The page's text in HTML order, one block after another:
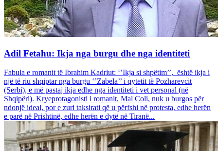
Adil Fetahu: Ikja nga burgu dhe nga identiteti
Fabula e romanit të Ibrahim Kadriut: ‘’Ikja si shpëtim’’, është ikja i
një të riu shqiptar nga burgu ‘’Zabela’’ i qytetit të Pozharevcit
(Serbi), e më pastaj ikja edhe nga identiteti i vet personal (në
Shqipëri). Kryeprotagonisti i romanit, Mal Coli, nuk u burgos për
ndonjë ideal, por e zuri taksirati që u përfshi në protesta, edhe herën
e parë në Prishtinë, edhe herën e dytë në Tiranë...